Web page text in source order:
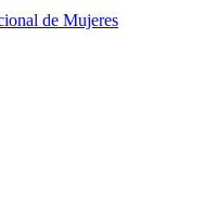
de Mujeres